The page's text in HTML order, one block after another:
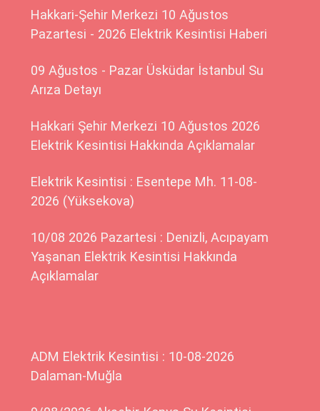
Hakkari-Şehir Merkezi 10 Ağustos
Pazartesi - 2026 Elektrik Kesintisi Haberi
09 Ağustos - Pazar Üsküdar İstanbul Su
Arıza Detayı
Hakkari Şehir Merkezi 10 Ağustos 2026
Elektrik Kesintisi Hakkında Açıklamalar
Elektrik Kesintisi : Esentepe Mh. 11-08-
2026 (Yüksekova)
10/08 2026 Pazartesi : Denizli, Acıpayam
Yaşanan Elektrik Kesintisi Hakkında
Açıklamalar
ADM Elektrik Kesintisi : 10-08-2026
Dalaman-Muğla